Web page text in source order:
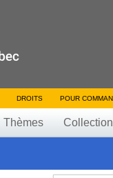
DROITS POUR
Thèmes